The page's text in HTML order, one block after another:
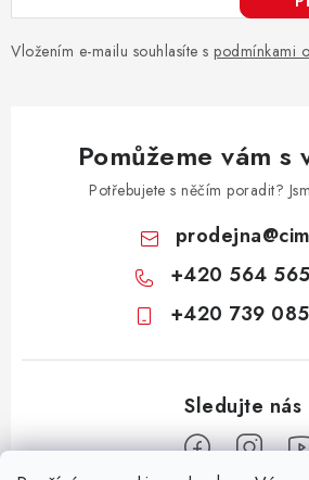
Vložením e-mailu souhlasíte s podmínkami
Pomůžeme vám s
Potřebujete s něčím poradit?
prodejna@
+420 564
+420 739